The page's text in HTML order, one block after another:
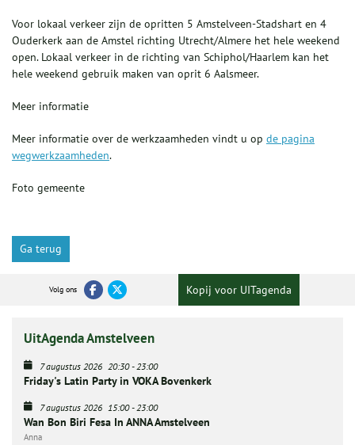
Voor lokaal verkeer zijn de opritten 5 Amstelveen-Stadshart en 4
Ouderkerk aan de Amstel richting Utrecht/Almere het hele weekend
open. Lokaal verkeer in de richting van Schiphol/Haarlem kan het
hele weekend gebruik maken van oprit 6 Aalsmeer.
Meer informatie
Meer informatie over de werkzaamheden vindt u op de pagina
wegwerkzaamheden.
Foto gemeente
Ga terug
Volg ons Kopij voor UITagenda
UitAgenda Amstelveen
7 augustus 2026 20:30-23:00
Friday's Latin Party in VOKA Bovenkerk
7 augustus 2026 15:00-23:00
Wan Bon Biri Fesa In ANNA Amstelveen
Anna